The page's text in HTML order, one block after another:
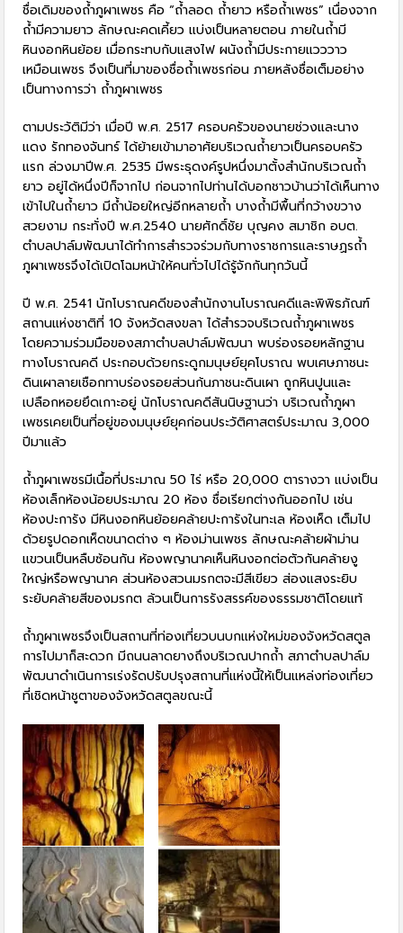
ชื่อเดิมของถ้ำภูผาเพชร คือ “ถ้ำลอด ถ้ำยาว หรือถ้ำเพชร” เนื่องจาก
ถ้ำมีความยาว ลักษณะคดเคี้ยว แบ่งเป็นหลายตอน ภายในถ้ำมี
หินงอกหินย้อย เมื่อกระทบกับแสงไฟ ผนังถ้ำมีประกายแวววาว
เหมือนเพชร จึงเป็นที่มาของชื่อถ้ำเพชรก่อน ภายหลังชื่อเต็มอย่าง
เป็นทางการว่า ถ้ำภูผาเพชร
ตามประวัติมีว่า เมื่อปี พ.ศ. 2517 ครอบครัวของนายช่วงและนาง
แดง รักทองจันทร์ ได้ย้ายเข้ามาอาศัยบริเวณถ้ำยาวเป็นครอบครัว
แรก ล่วงมาปีพ.ศ. 2535 มีพระธุดงค์รูปหนึ่งมาตั้งสำนักบริเวณถ้ำ
ยาว อยู่ได้หนึ่งปีก็จากไป ก่อนจากไปท่านได้บอกชาวบ้านว่าได้เห็นทาง
เข้าไปในถ้ำยาว มีถ้ำน้อยใหญ่อีกหลายถ้ำ บางถ้ำมีพื้นที่กว้างขวาง
สวยงาม กระทั่งปี พ.ศ.2540 นายศักดิ์ชัย บุญคง สมาชิก อบต.
ตำบลปาล์มพัฒนาได้ทำการสำรวจร่วมกับทางราชการและราษฏรถ้ำ
ภูผาเพชรจึงได้เปิดโฉมหน้าให้คนทั่วไปได้รู้จักกันทุกวันนี้
ปี พ.ศ. 2541 นักโบราณคดีของสำนักงานโบราณคดีและพิพิธภัณฑ์
สถานแห่งชาติที่ 10 จังหวัดสงขลา ได้สำรวจบริเวณถ้ำภูผาเพชร
โดยความร่วมมือของสภาตำบลปาล์มพัฒนา พบร่องรอยหลักฐาน
ทางโบราณคดี ประกอบด้วยกระดูกมนุษย์ยุคโบราณ พบเศษภาชนะ
ดินเผาลายเชือกทาบร่องรอยส่วนก้นภาชนะดินเผา ถูกหินปูนและ
เปลือกหอยยึดเกาะอยู่ นักโบราณคดีสันนิษฐานว่า บริเวณถ้ำภูผา
เพชรเคยเป็นที่อยู่ของมนุษย์ยุคก่อนประวัติศาสตร์ประมาณ 3,000
ปีมาแล้ว
ถ้ำภูผาเพชรมีเนื้อที่ประมาณ 50 ไร่ หรือ 20,000 ตารางวา แบ่งเป็น
ห้องเล็กห้องน้อยประมาณ 20 ห้อง ชื่อเรียกต่างกันออกไป เช่น
ห้องปะการัง มีหินงอกหินย้อยคล้ายปะการังในทะเล ห้องเห็ด เต็มไป
ด้วยรูปดอกเห็ดขนาดต่าง ๆ ห้องม่านเพชร ลักษณะคล้ายผ้าม่าน
แขวนเป็นหลืบซ้อนกัน ห้องพญานาคเห็นหินงอกต่อตัวกันคล้ายงู
ใหญ่หรือพญานาค ส่วนห้องสวนมรกตจะมีสีเขียว ส่องแสงระยิบ
ระยับคล้ายสีของมรกต ล้วนเป็นการรังสรรค์ของธรรมชาติโดยแท้
ถ้ำภูผาเพชรจึงเป็นสถานที่ท่องเที่ยวบนบกแห่งใหม่ของจังหวัดสตูล
การไปมาก็สะดวก มีถนนลาดยางถึงบริเวณปากถ้ำ สภาตำบลปาล์ม
พัฒนาดำเนินการเร่งรัดปรับปรุงสถานที่แห่งนี้ให้เป็นแหล่งท่องเที่ยว
ที่เชิดหน้าชูตาของจังหวัดสตูลขณะนี้